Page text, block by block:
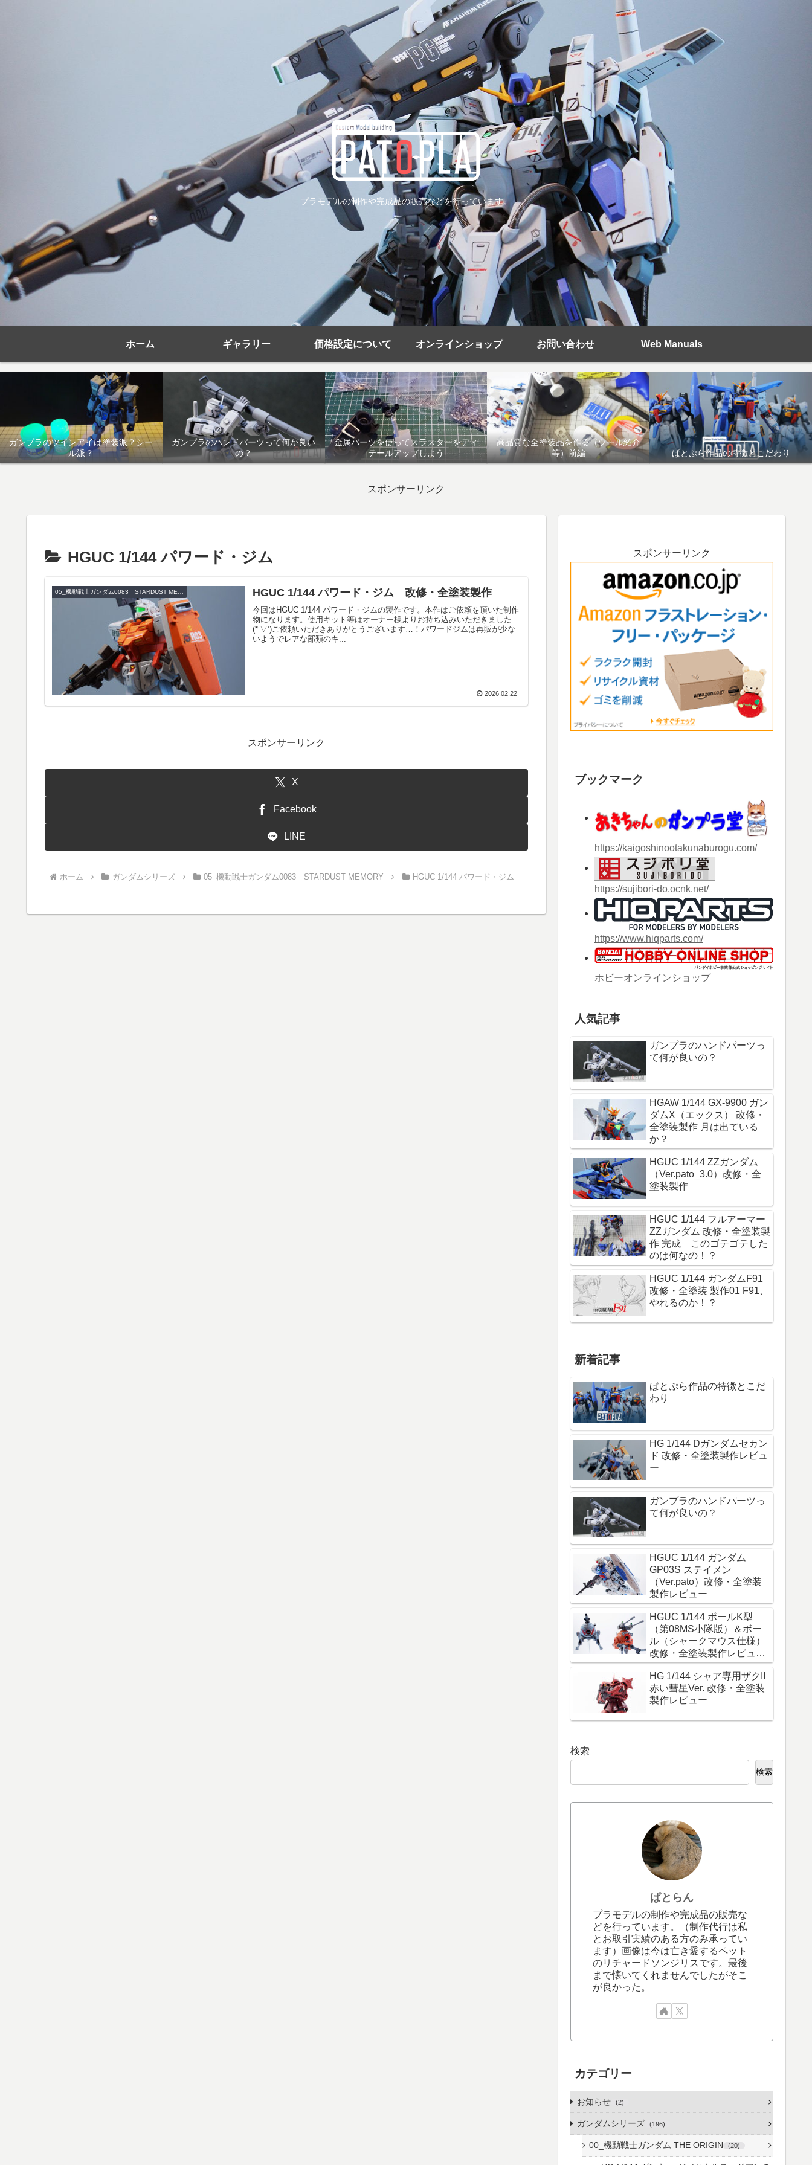
プラモデルの制作や完成品の販売などを行っています。
ホーム ギャラリー 価格設定について オンラインショップ お問い合わせ Web Manuals
ガンプラのツインアイは塗装派？シー
ル派？
ガンプラのハンドパーツって何が良い
の？
金属パーツを使ってスラスターをディ
テールアップしよう
高品質な全塗装品を作る（ツール紹介
等）前編
ぱとぷら作品の特徴とこだわり
スポンサーリンク
HGUC 1/144 パワード・ジム
HGUC 1/144 パワード・ジム 改修・全塗装製作
今回はHGUC 1/144 パワード・ジムの製作です。本作はご依頼を頂いた制作
物になります。使用キット等はオーナー様よりお持ち込みいただきました
(*’▽’)ご依頼いただきありがとうございます…！パワードジムは再販が少な
いようでレアな部類のキ...
2026.02.22
スポンサーリンク
X
Facebook
LINE
ホーム ガンダムシリーズ 05_機動戦士ガンダム0083 STARDUST MEMORY HGUC 1/144 パワード・ジム
スポンサーリンク
ブックマーク
https://kaigoshinootakunaburogu.com/
https://sujibori-do.ocnk.net/
https://www.hiqparts.com/
ホビーオンラインショップ
人気記事
ガンプラのハンドパーツっ
て何が良いの？
HGAW 1/144 GX-9900 ガン
ダムX（エックス） 改修・
全塗装製作 月は出ている
か？
HGUC 1/144 ZZガンダム
（Ver.pato_3.0）改修・全
塗装製作
HGUC 1/144 フルアーマー
ZZガンダム 改修・全塗装製
作 完成 このゴテゴテした
のは何なの！？
HGUC 1/144 ガンダムF91
改修・全塗装 製作01 F91、
やれるのか！？
新着記事
ぱとぷら作品の特徴とこだ
わり
HG 1/144 Dガンダムセカン
ド 改修・全塗装製作レビュ
ー
ガンプラのハンドパーツっ
て何が良いの？
HGUC 1/144 ガンダム
GP03S ステイメン
（Ver.pato）改修・全塗装
製作レビュー
HGUC 1/144 ボールK型
（第08MS小隊版）＆ボー
ル（シャークマウス仕様）
改修・全塗装製作レビュー
『必ず生きて帰れ！これは
命令だ！』
HG 1/144 シャア専用ザクII
赤い彗星Ver. 改修・全塗装
製作レビュー
検索
検索
ぱとらん
プラモデルの制作や完成品の販売な
どを行っています。（制作代行は私
とお取引実績のある方のみ承ってい
ます）画像は今は亡き愛するペット
のリチャードソンジリスです。最後
まで懐いてくれませんでしたがそこ
が良かった。
カテゴリー
お知らせ 2
ガンダムシリーズ 196
00_機動戦士ガンダム THE ORIGIN 20